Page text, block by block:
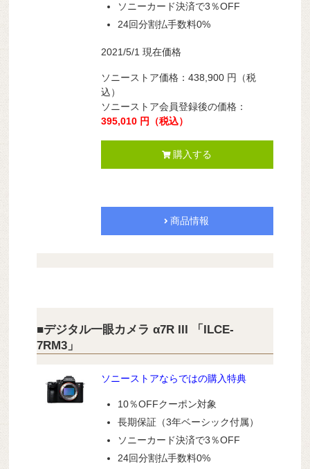
ソニーカード決済で3％OFF
24回分割払手数料0%
2021/5/1 現在価格
ソニーストア価格： 438,900 円
（税
込）
ソニーストア会員登録後の価格：
395,010 円 （税込）
購入する
商品情報
■デジタル一眼カメラ α7R III 「ILCE-
7RM3」
ソニーストアならではの購入特典
10％OFFクーポン対象
長期保証（3年ベーシック付属）
ソニーカード決済で3％OFF
24回分割払手数料0%